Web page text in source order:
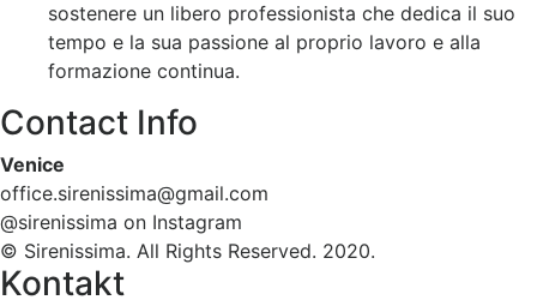
sostenere un libero professionista che dedica il suo
tempo e la sua passione al proprio lavoro e alla
formazione continua.
Contact Info
Venice
office.sirenissima@gmail.com
@sirenissima on Instagram
© Sirenissima. All Rights Reserved. 2020.
Kontakt